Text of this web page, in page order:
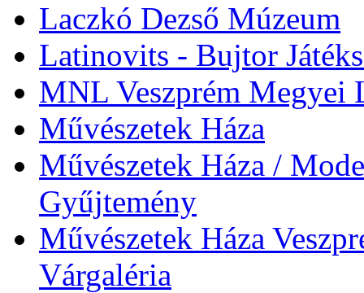
Laczkó Dezső Múzeum
Latinovits - Bujtor
MNL Veszprém Megyei
Művészetek Háza
Művészetek Háza /
Gyűjtemény
Művészetek Háza
Várgaléria